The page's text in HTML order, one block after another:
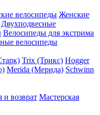
велосипеды Женские
Двухподвесные
Велосипеды для экстрима
велосипеды
Trix (Трикс) Hogger
Merida (Мерида) Schwinn
и возврат Мастерская